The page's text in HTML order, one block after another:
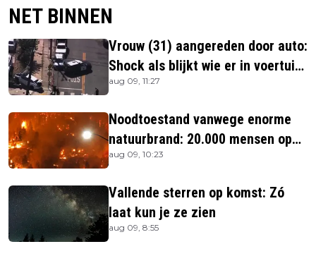
NET BINNEN
Vrouw (31) aangereden door auto:
Shock als blijkt wie er in voertuig
zitten
aug 09, 11:27
Noodtoestand vanwege enorme
natuurbrand: 20.000 mensen op
de vlucht
aug 09, 10:23
Vallende sterren op komst: Zó
laat kun je ze zien
aug 09, 8:55